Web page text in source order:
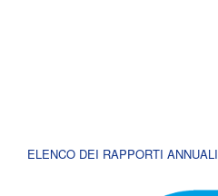
ELENCO DEI RAPPORTI ANNUALI